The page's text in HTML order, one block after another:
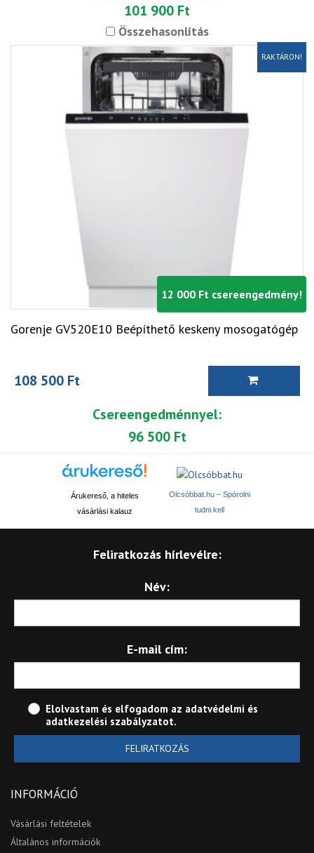
101 900 Ft
Összehasonlítás
12 000 Ft csereengedmény!
RAKTÁRON!
Gorenje GV520E10 Beépíthető keskeny mosogatógép
108 500 Ft
Csereengedménnyel:
96 500 Ft
Árukereső, a hiteles
vásárlási kalauz
Olcsóbbat.hu – Spórolni
tudni kell
Feliratkozás hírlevélre:
Név:
E-mail cím:
Elolvastam és elfogadom az adatvédelmi és
adatkezelési szabályzatot.
FELIRATKOZÁS
INFORMÁCIÓ
Vásárlási feltételek
Általános információk